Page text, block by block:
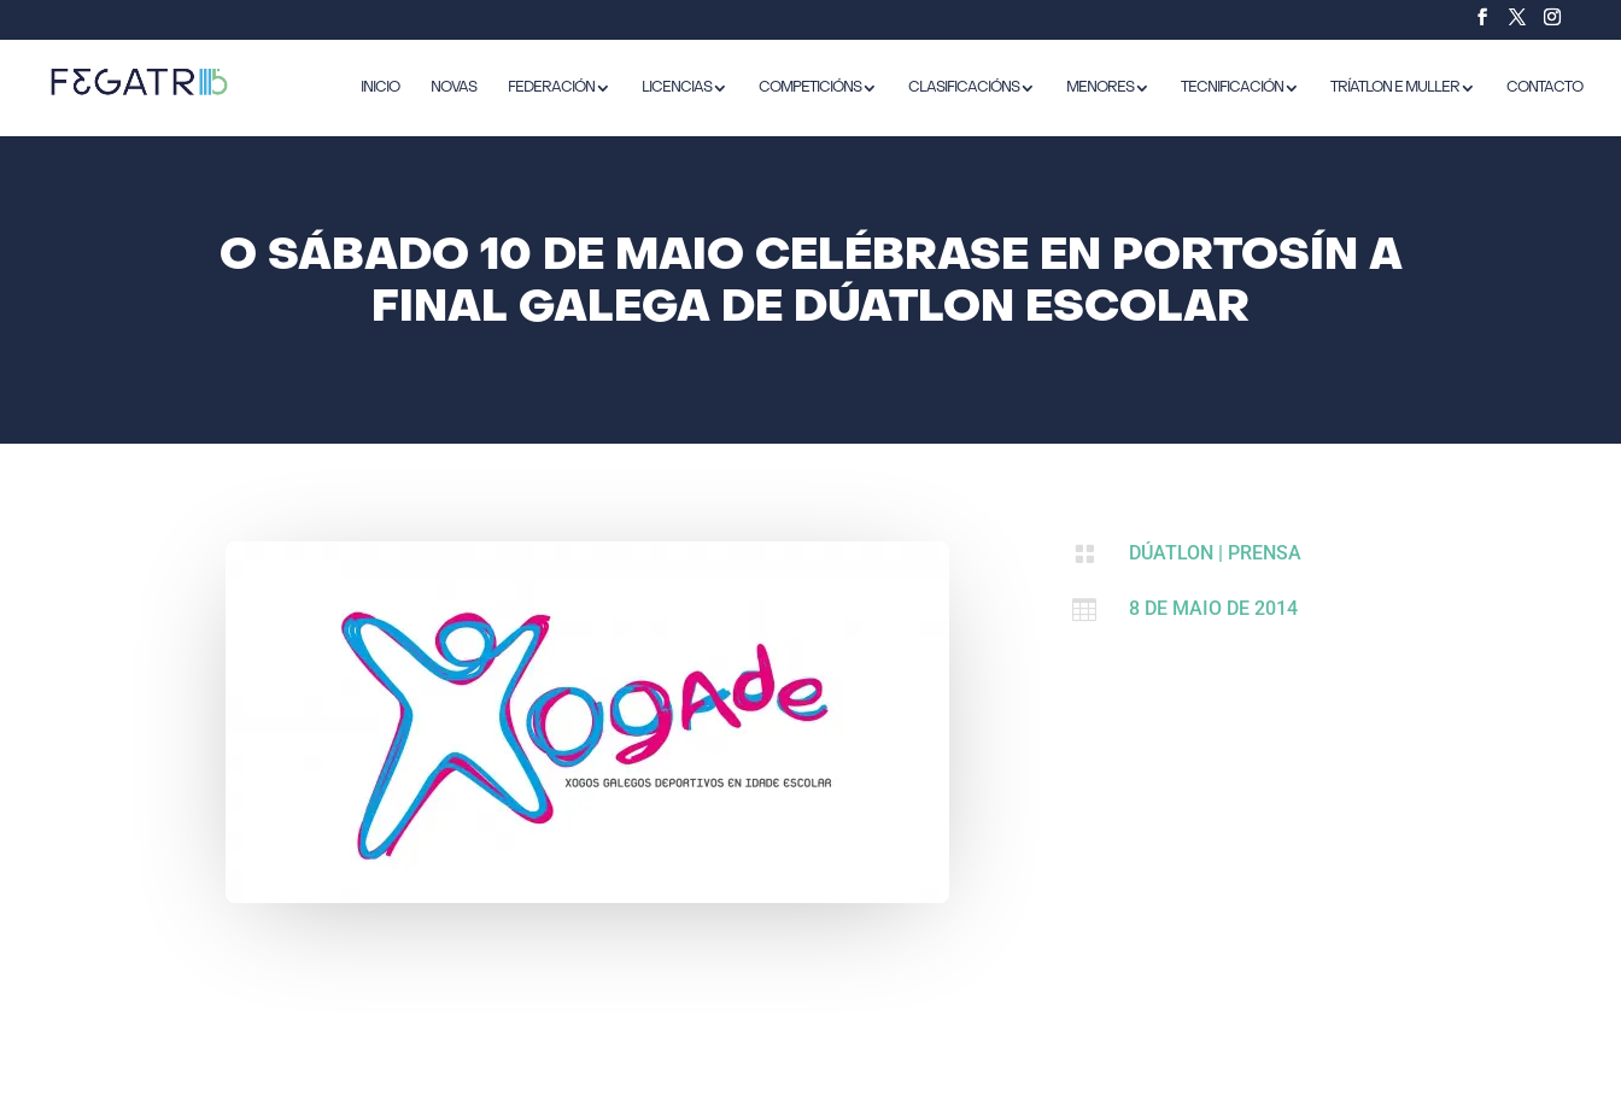
INICIO NOVAS FEDERACIÓN LICENCIAS COMPETICIÓNS CLASIFICACIÓNS MENORES TECNIFICACIÓN TRÍATLON E MULLER CONTACTO
O SÁBADO 10 DE MAIO CELÉBRASE EN PORTOSÍN A
FINAL GALEGA DE DÚATLON ESCOLAR
 DÚATLON | PRENSA
 8 DE MAIO DE 2014